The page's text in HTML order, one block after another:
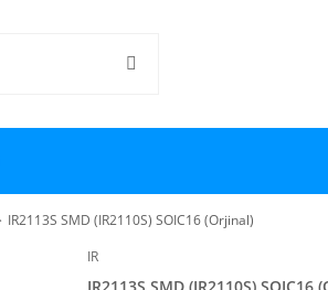
IR2113S SMD (IR2110S) SOIC16 (Orjinal)
IR